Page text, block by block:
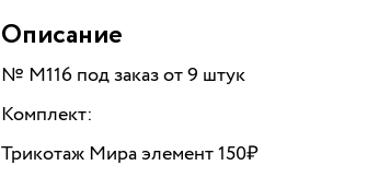
Описание
№ М116 под заказ от 9 штук
Комплект:
Трикотаж Мира элемент 150₽